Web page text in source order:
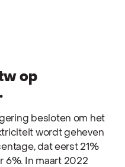
op
besloten om het
wordt geheven
dat eerst 21%
6%.
In maart 2022